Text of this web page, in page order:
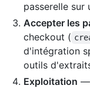
passerelle sur
Accepter les
checkout (
d'intégration
outils
Exploitation —